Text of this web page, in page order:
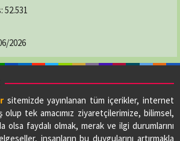
52.531
2026
sitemizde yayınlanan tüm içerikler, internet
olup tek amacımız ziyaretçilerimize, bilimsel,
olsa faydalı olmak, merak ve ilgi durumlarını
insanların bu duygularını artırmakla